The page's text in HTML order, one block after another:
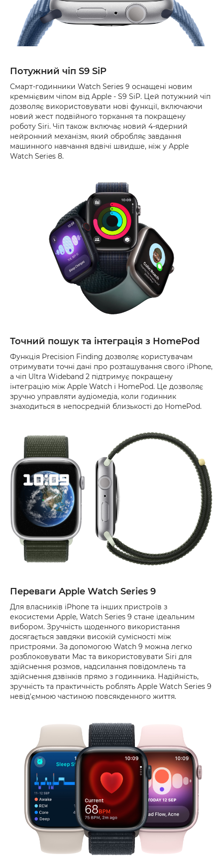
Потужний чіп S9 SiP
Смарт-годинники Watch Series 9 оснащені новим
кремнієвим чіпом від Apple - S9 SiP. Цей потужний чіп
дозволяє використовувати нові функції, включаючи
новий жест подвійного торкання та покращену
роботу Siri. Чіп також включає новий 4-ядерний
нейронний механізм, який обробляє завдання
машинного навчання вдвічі швидше, ніж у Apple
Watch Series 8.
Точний пошук та інтеграція з HomePod
Функція Precision Finding дозволяє користувачам
отримувати точні дані про розташування свого iPhone,
а чіп Ultra Wideband 2 підтримує покращену
інтеграцію між Apple Watch і HomePod. Це дозволяє
зручно управляти аудіомедіа, коли годинник
знаходиться в непосредній близькості до HomePod.
Переваги Apple Watch Series 9
Для власників iPhone та інших пристроїв з
екосистеми Apple, Watch Series 9 стане ідеальним
вибором. Зручність щоденного використання
досягається завдяки високій сумісності між
пристроями. За допомогою Watch 9 можна легко
розблоковувати Mac та використовувати Siri для
здійснення розмов, надсилання повідомлень та
здійснення дзвінків прямо з годинника. Надійність,
зручність та практичність роблять Apple Watch Series 9
невід'ємною частиною повсякденного життя.